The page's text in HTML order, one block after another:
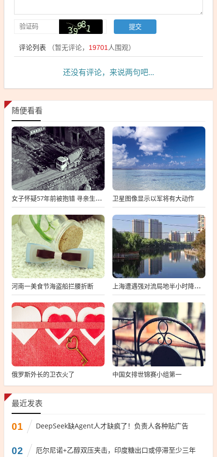
评论列表 （暂无评论， 19701 人围观）
还没有评论，来说两句吧...
随便看看
女子怀疑57年前被抱错 寻亲生父母 卫星图像显示以军将有大动作
河南一美食节海盗船拦腰折断 上海遭遇强对流局地半小时降温13℃
俄罗斯外长的卫衣火了 中国女排世锦赛小组第一
最近发表
01 DeepSeek缺Agent人才缺疯了！负责人各种贴广告
02 厄尔尼诺+乙醇双压夹击，印度糖出口或停滞至少三年